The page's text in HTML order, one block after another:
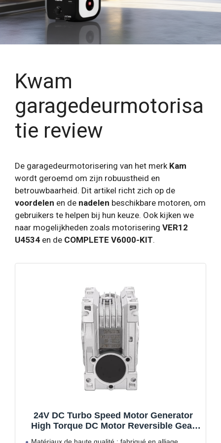
Kwam
garagedeurmotorisa
tie review
De garagedeurmotorisering van het merk Kam
wordt geroemd om zijn robuustheid en
betrouwbaarheid. Dit artikel richt zich op de
voordelen en de nadelen beschikbare motoren, om
gebruikers te helpen bij hun keuze. Ook kijken we
naar mogelijkheden zoals motorisering VER12
U4534 en de COMPLETE V6000-KIT.
24V DC Turbo Speed Motor Generator
High Torque DC Motor Reversible Gear
Matériaux de haute qualité : fabriqué en alliage